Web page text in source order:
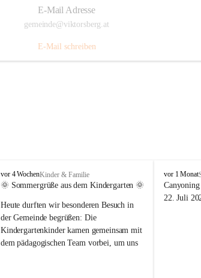
E-Mail Adresse
gemeinde@viktorsberg.at
E-Mail schreiben
V
i
t
o
r
s
vor 4 WochenKinder & Familie
🌞 Sommergrüße aus dem Kindergarten 🌞
Heute durften wir besonderen Besuch in
der Gemeinde begrüßen: Die
Kindergartenkinder kamen gemeinsam mit
dem pädagogischen Team vorbei, um uns
V
i
k
vor 1 Monat
22. Juli